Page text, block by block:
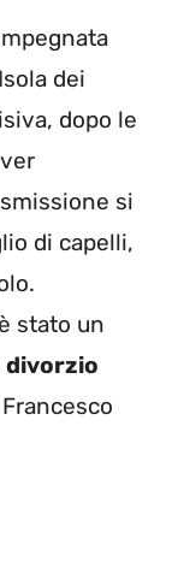
dei
dopo le
si
di capelli,
stato un
divorzio